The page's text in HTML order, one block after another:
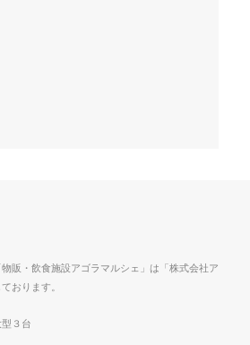
販・飲食施設アゴラマルシェ」は「株式会社ア
おります。
型３台